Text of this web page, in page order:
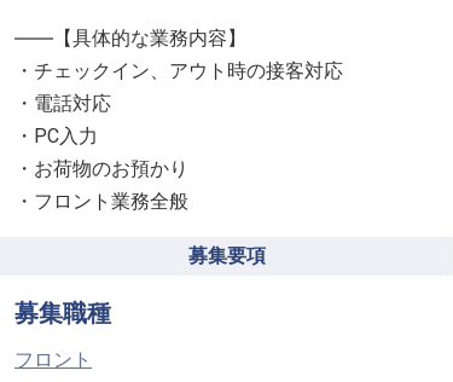
――【具体的な業務内容】
・チェックイン、アウト時の接客対応
・電話対応
・PC入力
・お荷物のお預かり
・フロント業務全般
募集要項
募集職種
フロント